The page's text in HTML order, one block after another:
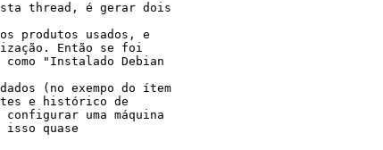
thread, é gerar dois
produtos usados, e
Então se foi
"Instalado Debian
(no exempo do ítem
e histórico de
uma máquina
isso quase